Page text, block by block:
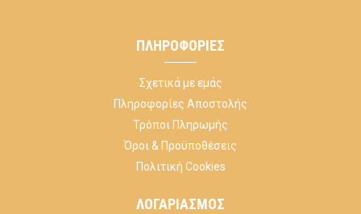
ΠΛΗΡΟΦΟΡΊΕΣ
Σχετικά με εμάς
Πληροφορίες Αποστολής
Τρόποι Πληρωμής
Όροι & Προϋποθέσεις
Πολιτική Cookies
ΛΟΓΑΡΙΑΣΜΌΣ